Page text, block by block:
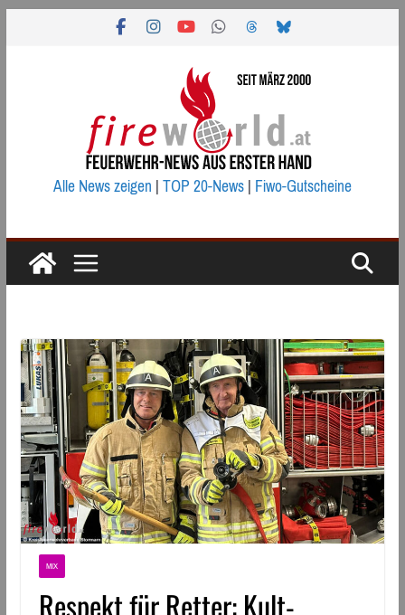
Alle News zeigen|TOP 20-News|Fiwo-Gutscheine
MIX
Respekt für Retter: Kult-